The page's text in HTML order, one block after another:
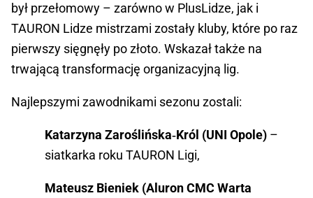
był przełomowy – zarówno w PlusLidze, jak i
TAURON Lidze mistrzami zostały kluby, które po raz
pierwszy sięgnęły po złoto. Wskazał także na
trwającą transformację organizacyjną lig.
Najlepszymi zawodnikami sezonu zostali:
Katarzyna Zaroślińska‑Król (UNI Opole) –
siatkarka roku TAURON Ligi,
Mateusz Bieniek (Aluron CMC Warta